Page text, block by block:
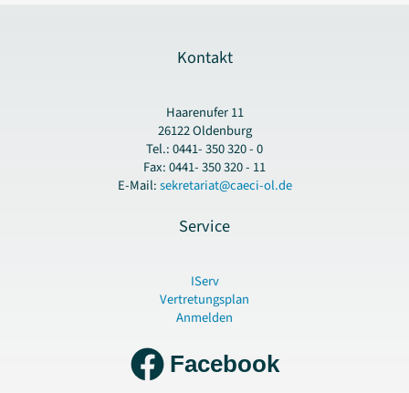
Kontakt
Haarenufer 11
26122 Oldenburg
Tel.: 0441- 350 320 - 0
Fax: 0441- 350 320 - 11
E-Mail:sekretariat@caeci-ol.de
Service
IServ
Vertretungsplan
Anmelden
Facebook